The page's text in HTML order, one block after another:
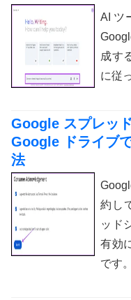
AI ツ
成す
に従
Google スプレッ
Google ドライブ
法
約し
ッド
有効
です。